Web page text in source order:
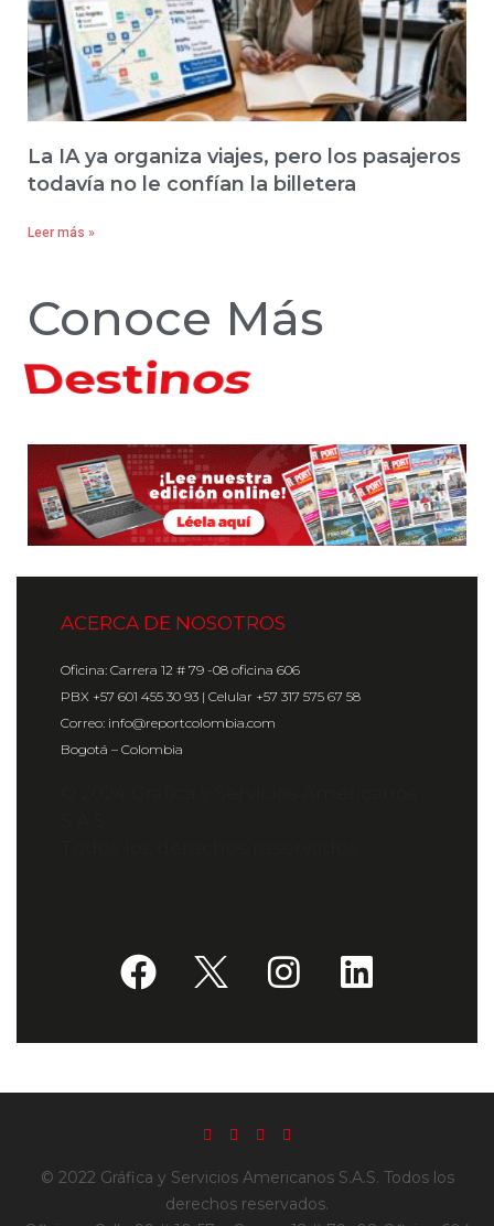
La IA ya organiza viajes, pero los pasajeros
todavía no le confían la billetera
Leer más »
Conoce Más
Hoteles
ACERCA DE NOSOTROS
Oficina: Carrera 12 # 79 -08 oficina 606
PBX +57 601 455 30 93 | Celular +57 317 575 67 58
Correo: info@reportcolombia.com
Bogotá – Colombia
© 2022 Gráfica y Servicios Americanos S.A.S. Todos los
derechos reservados.